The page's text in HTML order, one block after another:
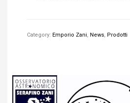
Category: Emporio Zani, News, Prodotti